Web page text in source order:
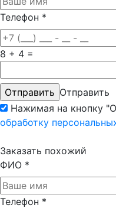
Телефон *
8 + 4 =
Отправить
Нажимая на кнопку
обработку
Заказать похожий
ФИО *
Телефон *